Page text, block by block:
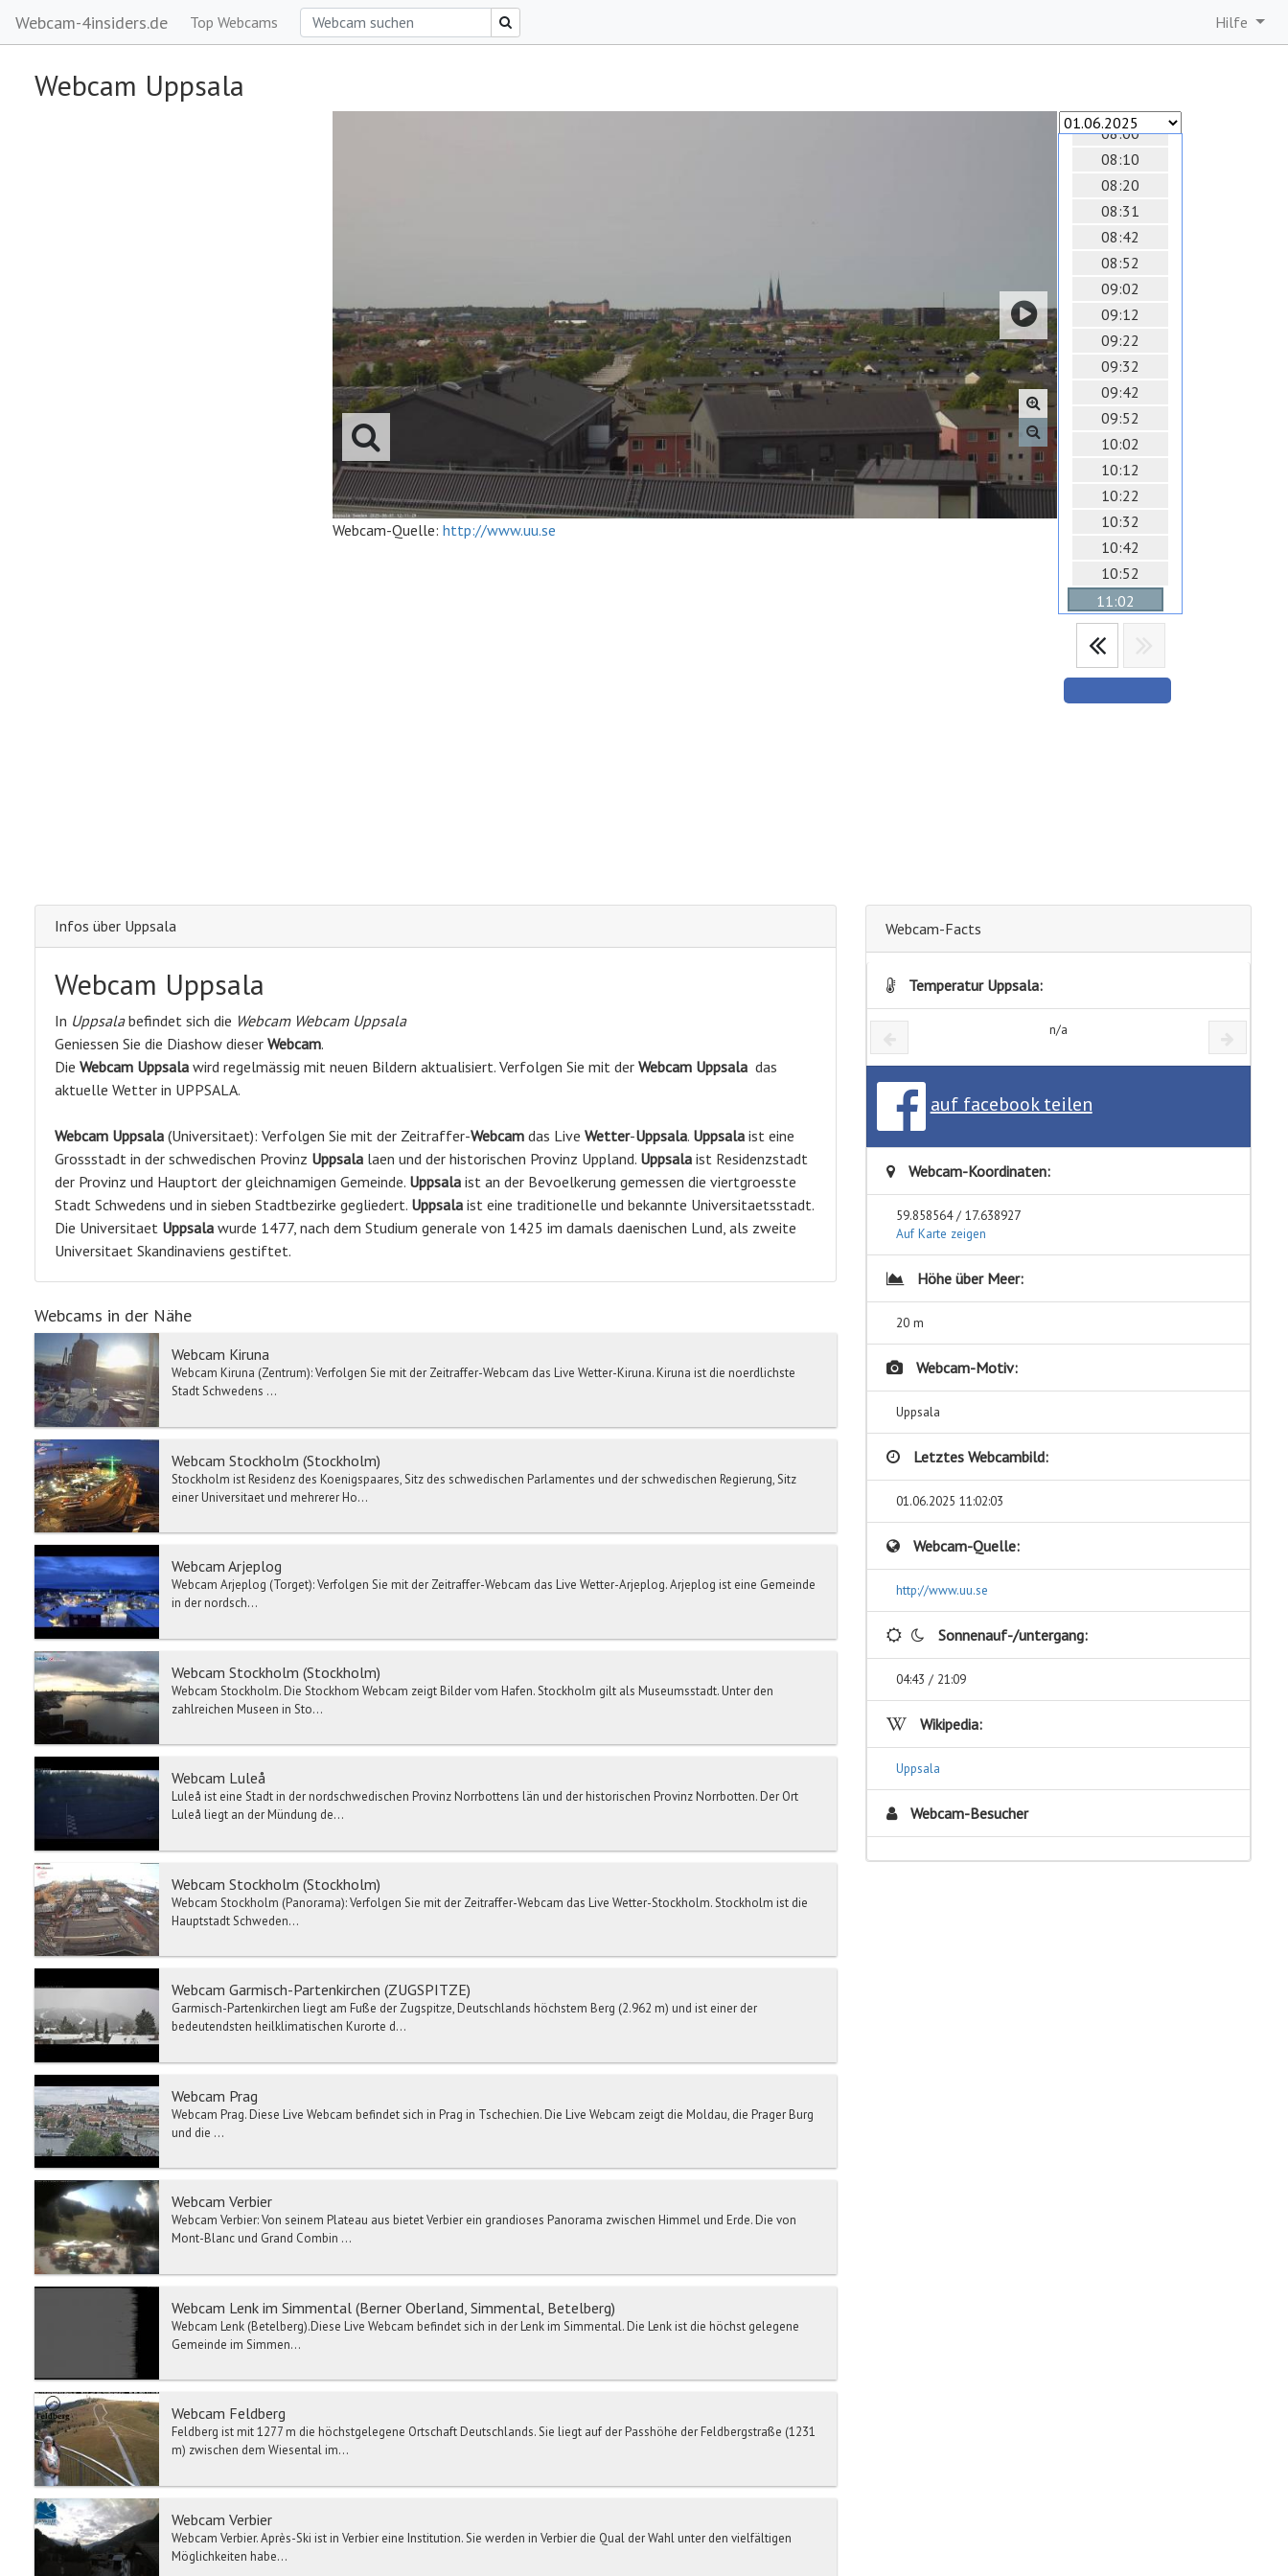
Webcam-4insiders.de Top Webcams Hilfe
Webcam Uppsala
07:50
08:00
08:10
08:20
08:31
08:42
08:52
09:02
09:12
09:22
09:32
09:42
09:52
10:02
10:12
10:22
10:32
10:42
10:52
11:02
Webcam-Quelle: http://www.uu.se
Webcam-Facts
Temperatur Uppsala:
n/a
auf facebook teilen
Webcam-Koordinaten:
59.858564 / 17.638927
Auf Karte zeigen
Höhe über Meer:
20 m
Webcam-Motiv:
Uppsala
Letztes Webcambild:
01.06.2025 11:02:03
Webcam-Quelle:
http://www.uu.se
Sonnenauf-/untergang:
04:43 / 21:09
Wikipedia:
Uppsala
Webcam-Besucher
Infos über Uppsala
Webcam Uppsala
In Uppsalabefindet sich die Webcam Webcam Uppsala
Geniessen Sie die Diashow dieser Webcam.
Die Webcam Uppsala wird regelmässig mit neuen Bildern aktualisiert. Verfolgen Sie mit der Webcam Uppsala das
aktuelle Wetter in UPPSALA.
Webcam Uppsala (Universitaet): Verfolgen Sie mit der Zeitraffer-Webcam das Live Wetter-Uppsala. Uppsala ist eine
Grossstadt in der schwedischen Provinz Uppsala laen und der historischen Provinz Uppland. Uppsala ist Residenzstadt
der Provinz und Hauptort der gleichnamigen Gemeinde. Uppsala ist an der Bevoelkerung gemessen die viertgroesste
Stadt Schwedens und in sieben Stadtbezirke gegliedert. Uppsala ist eine traditionelle und bekannte Universitaetsstadt.
Die Universitaet Uppsala wurde 1477, nach dem Studium generale von 1425 im damals daenischen Lund, als zweite
Universitaet Skandinaviens gestiftet.
Webcams in der Nähe
Webcam Kiruna
Webcam Kiruna (Zentrum): Verfolgen Sie mit der Zeitraffer-Webcam das Live Wetter-Kiruna. Kiruna ist die noerdlichste
Stadt Schwedens ...
Webcam Stockholm (Stockholm)
Stockholm ist Residenz des Koenigspaares, Sitz des schwedischen Parlamentes und der schwedischen Regierung, Sitz
einer Universitaet und mehrerer Ho...
Webcam Arjeplog
Webcam Arjeplog (Torget): Verfolgen Sie mit der Zeitraffer-Webcam das Live Wetter-Arjeplog. Arjeplog ist eine Gemeinde
in der nordsch...
Webcam Stockholm (Stockholm)
Webcam Stockholm. Die Stockhom Webcam zeigt Bilder vom Hafen. Stockholm gilt als Museumsstadt. Unter den
zahlreichen Museen in Sto...
Webcam Luleå
Luleå ist eine Stadt in der nordschwedischen Provinz Norrbottens län und der historischen Provinz Norrbotten. Der Ort
Luleå liegt an der Mündung de...
Webcam Stockholm (Stockholm)
Webcam Stockholm (Panorama): Verfolgen Sie mit der Zeitraffer-Webcam das Live Wetter-Stockholm. Stockholm ist die
Hauptstadt Schweden...
Webcam Garmisch-Partenkirchen (ZUGSPITZE)
Garmisch-Partenkirchen liegt am Fuße der Zugspitze, Deutschlands höchstem Berg (2.962 m) und ist einer der
bedeutendsten heilklimatischen Kurorte d...
Webcam Prag
Webcam Prag. Diese Live Webcam befindet sich in Prag in Tschechien. Die Live Webcam zeigt die Moldau, die Prager Burg
und die ...
Webcam Verbier
Webcam Verbier: Von seinem Plateau aus bietet Verbier ein grandioses Panorama zwischen Himmel und Erde. Die von
Mont-Blanc und Grand Combin ...
Webcam Lenk im Simmental (Berner Oberland, Simmental, Betelberg)
Webcam Lenk (Betelberg).Diese Live Webcam befindet sich in der Lenk im Simmental. Die Lenk ist die höchst gelegene
Gemeinde im Simmen...
Webcam Feldberg
Feldberg ist mit 1277 m die höchstgelegene Ortschaft Deutschlands. Sie liegt auf der Passhöhe der Feldbergstraße (1231
m) zwischen dem Wiesental im...
Webcam Verbier
Webcam Verbier. Après-Ski ist in Verbier eine Institution. Sie werden in Verbier die Qual der Wahl unter den vielfältigen
Möglichkeiten habe...